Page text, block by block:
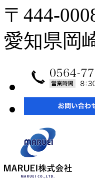
〒444-
愛知県岡